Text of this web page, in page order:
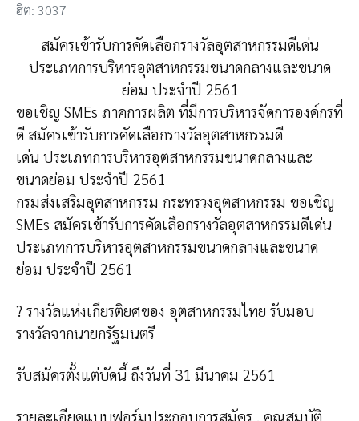
ฮิต: 3037
สมัครเข้ารับการคัดเลือกรางวัลอุตสาหกรรมดีเด่น
ประเภทการบริหารอุตสาหกรรมขนาดกลางและขนาด
ย่อม ประจำปี 2561
ขอเชิญ SMEs ภาคการผลิต ที่มีการบริหารจัดการองค์กรที่
ดี สมัครเข้ารับการคัดเลือกรางวัลอุตสาหกรรมดี
เด่น ประเภทการบริหารอุตสาหกรรมขนาดกลางและ
ขนาดย่อม ประจำปี 2561
กรมส่งเสริมอุตสาหกรรม กระทรวงอุตสาหกรรม ขอเชิญ
SMEs สมัครเข้ารับการคัดเลือกรางวัลอุตสาหกรรมดีเด่น
ประเภทการบริหารอุตสาหกรรมขนาดกลางและขนาด
ย่อม ประจำปี 2561
? รางวัลแห่งเกียรติยศของ อุตสาหกรรมไทย รับมอบ
รางวัลจากนายกรัฐมนตรี
รับสมัครตั้งแต่บัดนี้ ถึงวันที่ 31 มีนาคม 2561
รายละเอียดแบบฟอร์มประกอบการสมัคร , คุณสมบัติ